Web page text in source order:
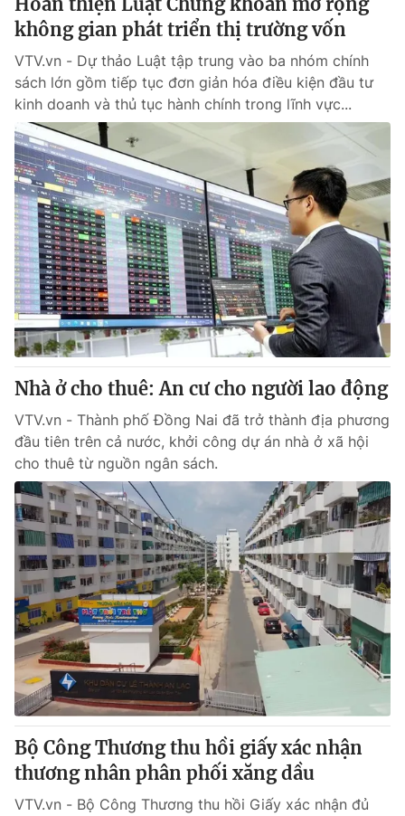
không gian phát triển thị trường vốn
VTV.vn - Dự thảo Luật tập trung vào ba nhóm chính
sách lớn gồm tiếp tục đơn giản hóa điều kiện đầu tư
kinh doanh và thủ tục hành chính trong lĩnh vực...
Nhà ở cho thuê: An cư cho người lao động
VTV.vn - Thành phố Đồng Nai đã trở thành địa phương
đầu tiên trên cả nước, khởi công dự án nhà ở xã hội
cho thuê từ nguồn ngân sách.
Bộ Công Thương thu hồi giấy xác nhận
thương nhân phân phối xăng dầu
VTV.vn - Bộ Công Thương thu hồi Giấy xác nhận đủ